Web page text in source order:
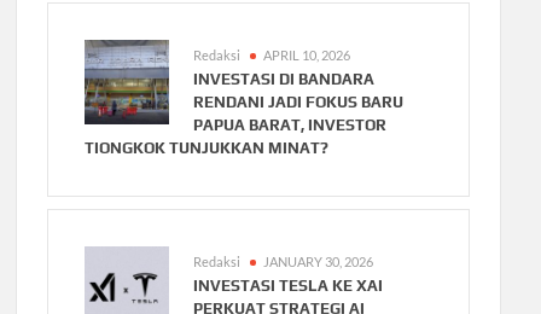
Redaksi APRIL 10, 2026
INVESTASI DI BANDARA
RENDANI JADI FOKUS BARU
PAPUA BARAT, INVESTOR
TIONGKOK TUNJUKKAN MINAT?
Redaksi JANUARY 30, 2026
INVESTASI TESLA KE XAI
PERKUAT STRATEGI AI